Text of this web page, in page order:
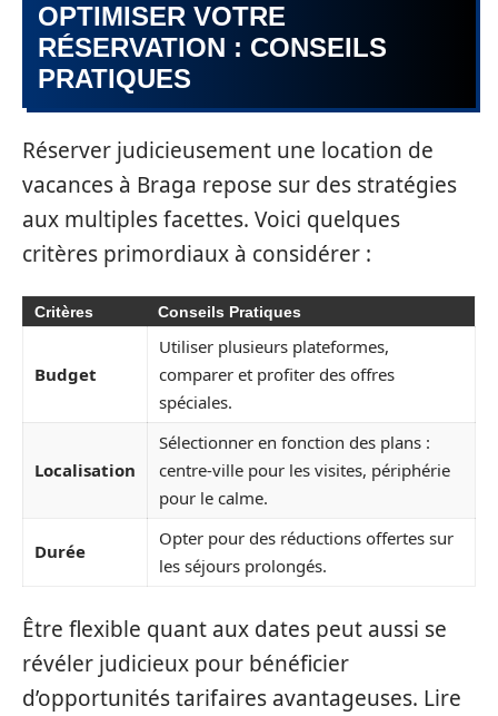
OPTIMISER VOTRE
RÉSERVATION : CONSEILS
PRATIQUES
Réserver judicieusement une location de
vacances à Braga repose sur des stratégies
aux multiples facettes. Voici quelques
critères primordiaux à considérer :
Critères Conseils Pratiques
Budget
Utiliser plusieurs plateformes,
comparer et profiter des offres
spéciales.
Localisation
Sélectionner en fonction des plans :
centre-ville pour les visites, périphérie
pour le calme.
Durée
Opter pour des réductions offertes sur
les séjours prolongés.
Être flexible quant aux dates peut aussi se
révéler judicieux pour bénéficier
d’opportunités tarifaires avantageuses. Lire